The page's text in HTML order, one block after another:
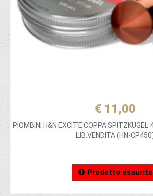
€ 11,00
PIOMBINI H&N EXCITE COPPA
LIB.VENDITA (HN-
Prodotto esaurito